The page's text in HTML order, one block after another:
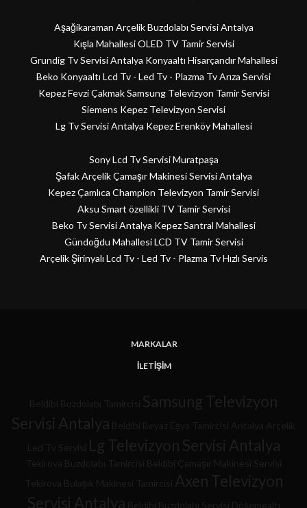
Aşağikaraman Arçelik Buzdolabı Servisi Antalya
Kışla Mahallesi OLED TV Tamir Servisi
Grundig Tv Servisi Antalya Konyaaltı Hisarçandır Mahallesi
Beko Konyaaltı Lcd Tv - Led Tv - Plazma Tv Arıza Servisi
Kepez Fevzi Çakmak Samsung Televizyon Tamir Servisi
Siemens Kepez Televizyon Servisi
Lg Tv Servisi Antalya Kepez Erenköy Mahallesi
Sony Lcd Tv Servisi Muratpaşa
Şafak Arçelik Çamaşır Makinesi Servisi Antalya
Kepez Çamlıca Champion Televizyon Tamir Servisi
Aksu Smart özellikli TV Tamir Servisi
Beko Tv Servisi Antalya Kepez Santral Mahallesi
Gündoğdu Mahallesi LCD TV Tamir Servisi
Arçelik Şirinyalı Lcd Tv - Led Tv - Plazma Tv Hızlı Servis
MARKALAR
İLETIŞIM